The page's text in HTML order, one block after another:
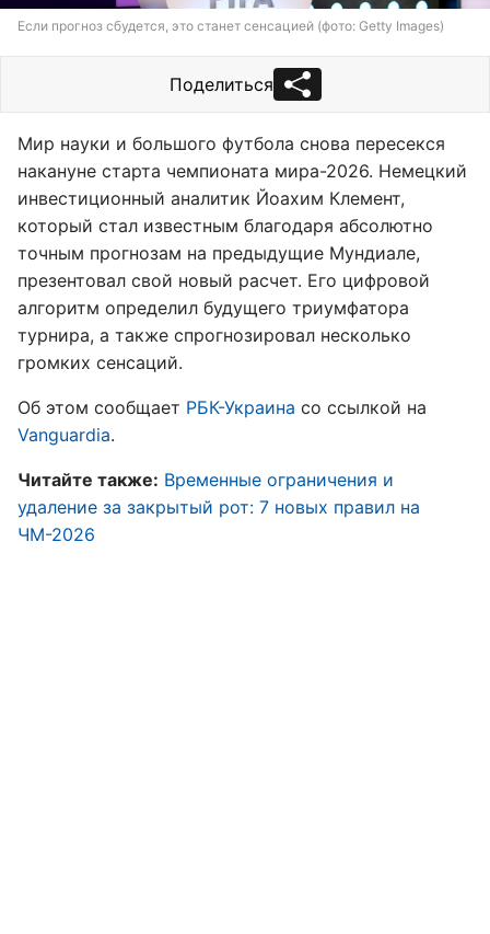
Если прогноз сбудется, это станет сенсацией (фото: Getty Images)
Поделиться
Мир науки и большого футбола снова пересекся
накануне старта чемпионата мира-2026. Немецкий
инвестиционный аналитик Йоахим Клемент,
который стал известным благодаря абсолютно
точным прогнозам на предыдущие Мундиале,
презентовал свой новый расчет. Его цифровой
алгоритм определил будущего триумфатора
турнира, а также спрогнозировал несколько
громких сенсаций.
Об этом сообщает РБК-Украина со ссылкой на
Vanguardia.
Читайте также: Временные ограничения и
удаление за закрытый рот: 7 новых правил на
ЧМ-2026